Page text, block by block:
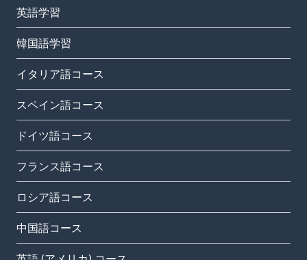
英語学習
韓国語学習
イタリア語コース
スペイン語コース
ドイツ語コース
フランス語コース
ロシア語コース
中国語コース